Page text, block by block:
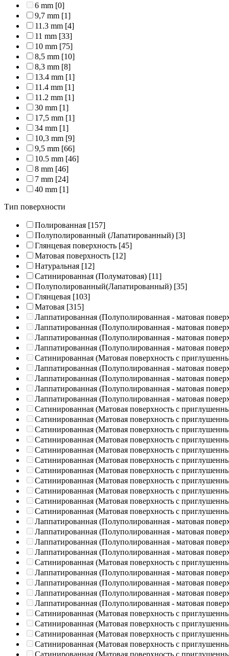
6 mm [0]
9,7 mm [1]
11.3 mm [4]
11 mm [33]
10 mm [75]
8,5 mm [10]
8,3 mm [8]
13.4 mm [1]
11.4 mm [1]
11.2 mm [1]
30 mm [1]
17,5 mm [1]
34 mm [1]
10,3 mm [9]
9,5 mm [66]
10.5 mm [46]
8 mm [46]
7 mm [24]
40 mm [1]
Тип поверхности
Полированная [157]
Полуполированный (Лапатированный) [3]
Глянцевая поверхность [45]
Матовая поверхность [12]
Натуральная [12]
Сатинированная (Полуматовая) [11]
Полуполированный(Лапатированный) [35]
Глянцевая [103]
Матовая [315]
Лаппатированная (Полуполированная - матовая
Лаппатированная (Полуполированная - матовая
Лаппатированная (Полуполированная - матовая
Лаппатированная (Полуполированная - матовая
Сатинированная (Матовая поверхность с
Лаппатированная (Полуполированная - матовая
Лаппатированная (Полуполированная - матовая
Лаппатированная (Полуполированная - матовая
Лаппатированная (Полуполированная - матовая
Сатинированная (Матовая поверхность с
Сатинированная (Матовая поверхность с
Сатинированная (Матовая поверхность с
Сатинированная (Матовая поверхность с
Сатинированная (Матовая поверхность с
Сатинированная (Матовая поверхность с
Сатинированная (Матовая поверхность с
Сатинированная (Матовая поверхность с
Сатинированная (Матовая поверхность с
Сатинированная (Матовая поверхность с
Сатинированная (Матовая поверхность с
Лаппатированная (Полуполированная - матовая
Лаппатированная (Полуполированная - матовая
Лаппатированная (Полуполированная - матовая
Лаппатированная (Полуполированная - матовая
Сатинированная (Матовая поверхность с
Лаппатированная (Полуполированная - матовая
Лаппатированная (Полуполированная - матовая
Лаппатированная (Полуполированная - матовая
Лаппатированная (Полуполированная - матовая
Сатинированная (Матовая поверхность с
Сатинированная (Матовая поверхность с
Сатинированная (Матовая поверхность с
Сатинированная (Матовая поверхность с